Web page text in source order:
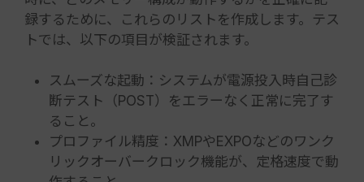
録するために、これらのリストを作成します。テス
トでは、以下の項目が検証されます。
スムーズな起動：システムが電源投入時自己診
断テスト（POST）をエラーなく正常に完了す
ること。
プロファイル精度：XMPやEXPOなどのワンク
リックオーバークロック機能が、定格速度で動